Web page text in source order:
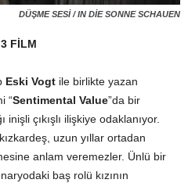
DÜŞME SESİ / IN DİE SONNE SCHAUEN
FİLM
Eski Vogt ile birlikte yazan
“Sentimental Value”da bir
inişli çıkışlı ilişkiye odaklanıyor.
uzun yıllar ortadan
anlam veremezler. Ünlü bir
baş rolü kızının